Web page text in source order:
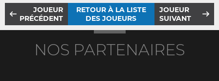
JOUEUR
PRÉCÉDENT
RETOUR À LA LISTE
DES JOUEURS
JOUEUR
SUIVANT
NOS PARTENAIRES